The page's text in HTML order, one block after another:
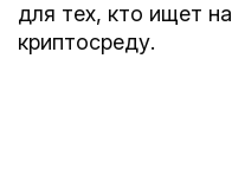
для тех, кто ищет
криптосреду.